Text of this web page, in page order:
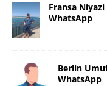
Fransa Niyazi
WhatsApp
Berlin
WhatsApp